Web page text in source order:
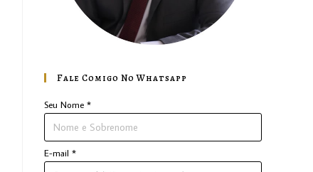
Fale Comigo No Whatsapp
Seu Nome *
E-mail *